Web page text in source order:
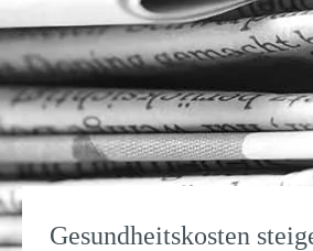
Gesundheitskosten